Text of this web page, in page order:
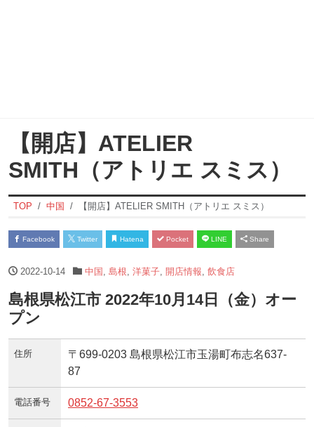
【開店】ATELIER
SMITH（アトリエ スミス）
TOP 中国 【開店】ATELIER SMITH（アトリエ スミス）
Facebook Twitter Hatena Pocket LINE Share
2022-10-14 中国 島根 洋菓子, 開店情報 飲食店
島根県松江市 2022年10月14日（金）オー
プン
住所
〒699-0203 島根県松江市玉湯町布志名637-
87
電話番号 0852-67-3553